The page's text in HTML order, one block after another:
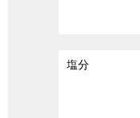
塩分